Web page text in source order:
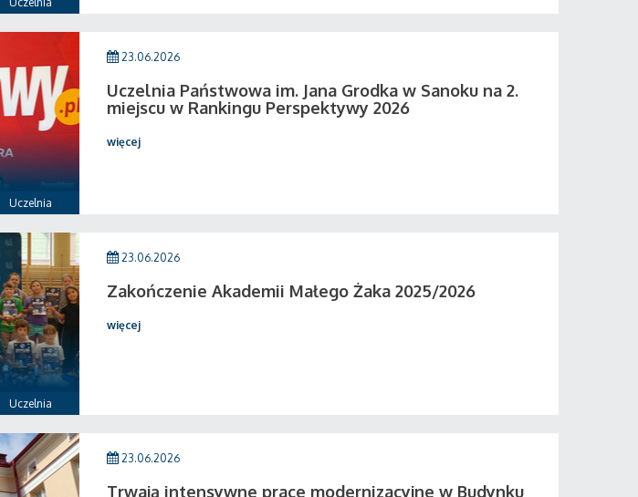
Uczelnia
23.06.2026
Uczelnia Państwowa im. Jana Grodka w Sanoku na 2.
miejscu w Rankingu Perspektywy 2026
więcej
Uczelnia
23.06.2026
Zakończenie Akademii Małego Żaka 2025/2026
więcej
23.06.2026
Trwają intensywne prace modernizacyjne w Budynku